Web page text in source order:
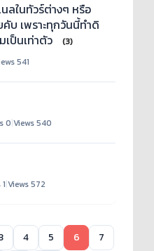
ลในทัวร์ต่างๆ หรือ
บ เพราะทุกวันนี้ทำดิ
เป็นเท่าตัว
(3)
541
0|Views 540
|Views 572
4 5 6 7